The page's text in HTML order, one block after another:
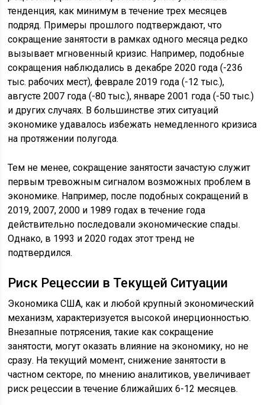
тенденция, как минимум в течение трех месяцев
подряд. Примеры прошлого подтверждают, что
сокращение занятости в рамках одного месяца редко
вызывает мгновенный кризис. Например, подобные
сокращения наблюдались в декабре 2020 года (-236
тыс. рабочих мест), феврале 2019 года (-12 тыс.),
августе 2007 года (-80 тыс.), январе 2001 года (-50 тыс.)
и других случаях. В большинстве этих ситуаций
экономике удавалось избежать немедленного кризиса
на протяжении полугода.
Тем не менее, сокращение занятости зачастую служит
первым тревожным сигналом возможных проблем в
экономике. Например, после подобных сокращений в
2019, 2007, 2000 и 1989 годах в течение года
действительно последовали экономические спады.
Однако, в 1993 и 2020 годах этот тренд не
подтвердился.
Риск Рецессии в Текущей Ситуации
Экономика США, как и любой крупный экономический
механизм, характеризуется высокой инерционностью.
Внезапные потрясения, такие как сокращение
занятости, могут оказать влияние на экономику, но не
сразу. На текущий момент, снижение занятости в
частном секторе, по мнению аналитиков, увеличивает
риск рецессии в течение ближайших 6-12 месяцев.